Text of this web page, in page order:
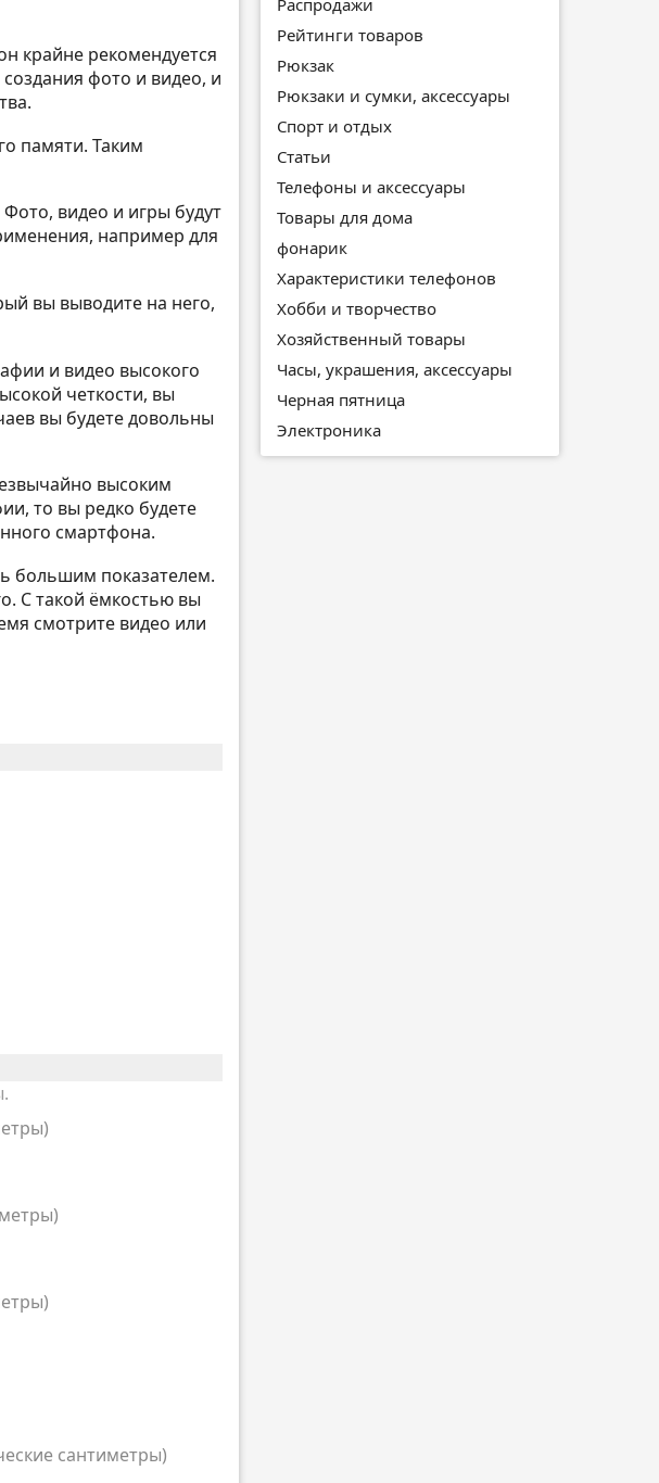
крайне рекомендуется
фото и видео, и
памяти. Таким
видео и игры будут
например для
вы выводите на него,
и видео высокого
четкости, вы
вы будете довольны
высоким
то вы редко будете
смартфона.
большим показателем.
С такой ёмкостью вы
смотрите видео или
сантиметры)
Рейтинги товаров
Рюкзак
Рюкзаки и сумки, аксессуары
Спорт и отдых
Статьи
Телефоны и аксессуары
Товары для дома
фонарик
Характеристики телефонов
Хобби и творчество
Хозяйственный товары
Часы, украшения, аксессуары
Черная пятница
Электроника